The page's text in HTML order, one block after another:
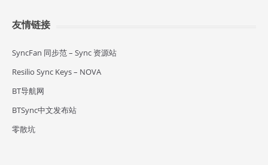
友情链接
SyncFan 同步范 – Sync 资源站
Resilio Sync Keys – NOVA
BT导航网
BTSync中文发布站
零散坑